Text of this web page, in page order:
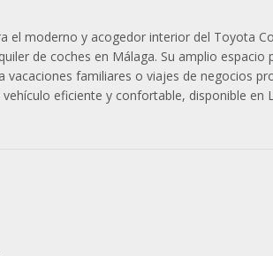
el moderno y acogedor interior del Toyota
de coches en Málaga. Su amplio
vacaciones familiares o viajes de negocios
eficiente y confortable, disponible en